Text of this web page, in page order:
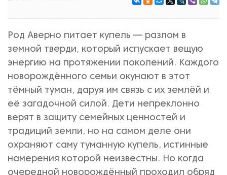
Род Аверно питает купель — разлом в
земной тверди, который испускает вещую
энергию на протяжении поколений. Каждого
новорождённого семьи окунают в этот
тёмный туман, даруя им связь с их землёй и
её загадочной силой. Дети непреклонно
верят в защиту семейных ценностей и
традиций земли, но на самом деле они
охраняют саму туманную купель, истинные
намерения которой неизвестны. Но когда
очередной новорождённый проходил обряд